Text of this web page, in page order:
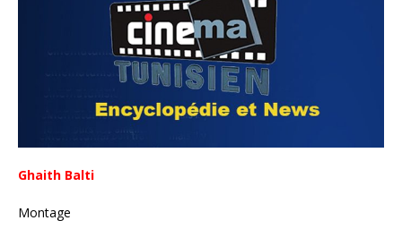
Ghaith Balti
Montage